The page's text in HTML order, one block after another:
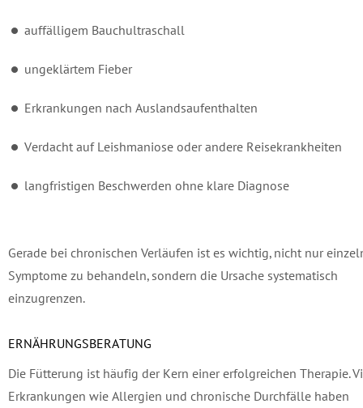
auffälligem Bauchultraschall
ungeklärtem Fieber
Erkrankungen nach Auslandsaufenthalten
Verdacht auf Leishmaniose oder andere Reisekrankheiten
langfristigen Beschwerden ohne klare Diagnose
Gerade bei chronischen Verläufen ist es wichtig, nicht nur
Symptome zu behandeln, sondern die Ursache systematisch
einzugrenzen.
ERNÄHRUNGSBERATUNG
Die Fütterung ist häufig der Kern einer erfolgreichen Therapie.
Erkrankungen wie Allergien und chronische Durchfälle haben